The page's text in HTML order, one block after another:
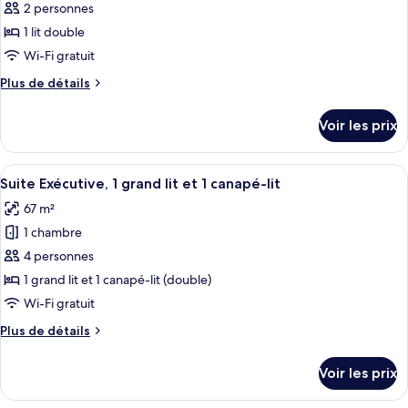
et
1
canapé-
lit
Familiale,
lit
double
1
photos
pour
ce
type
de
Chambre
Exécutive,
1
lit
double,
balcon
2 personnes
1 lit double
Wi-Fi gratuit
Plus de détails
Plus
le
type
de
Chambre
Exécutive,
lit
double,
balcon
Voir les prix
Afficher
toutes
les
photos
pour
ce
type
chambre :
Suite Exécutive, 1 grand lit et 1
11
Suite Exécutive, 1 grand lit et 1 canapé-lit
67 m²
1 chambre
4 personnes
1 grand lit et 1 canapé-lit (double)
Wi-Fi gratuit
Plus de détails
Plus
le
Voir les prix